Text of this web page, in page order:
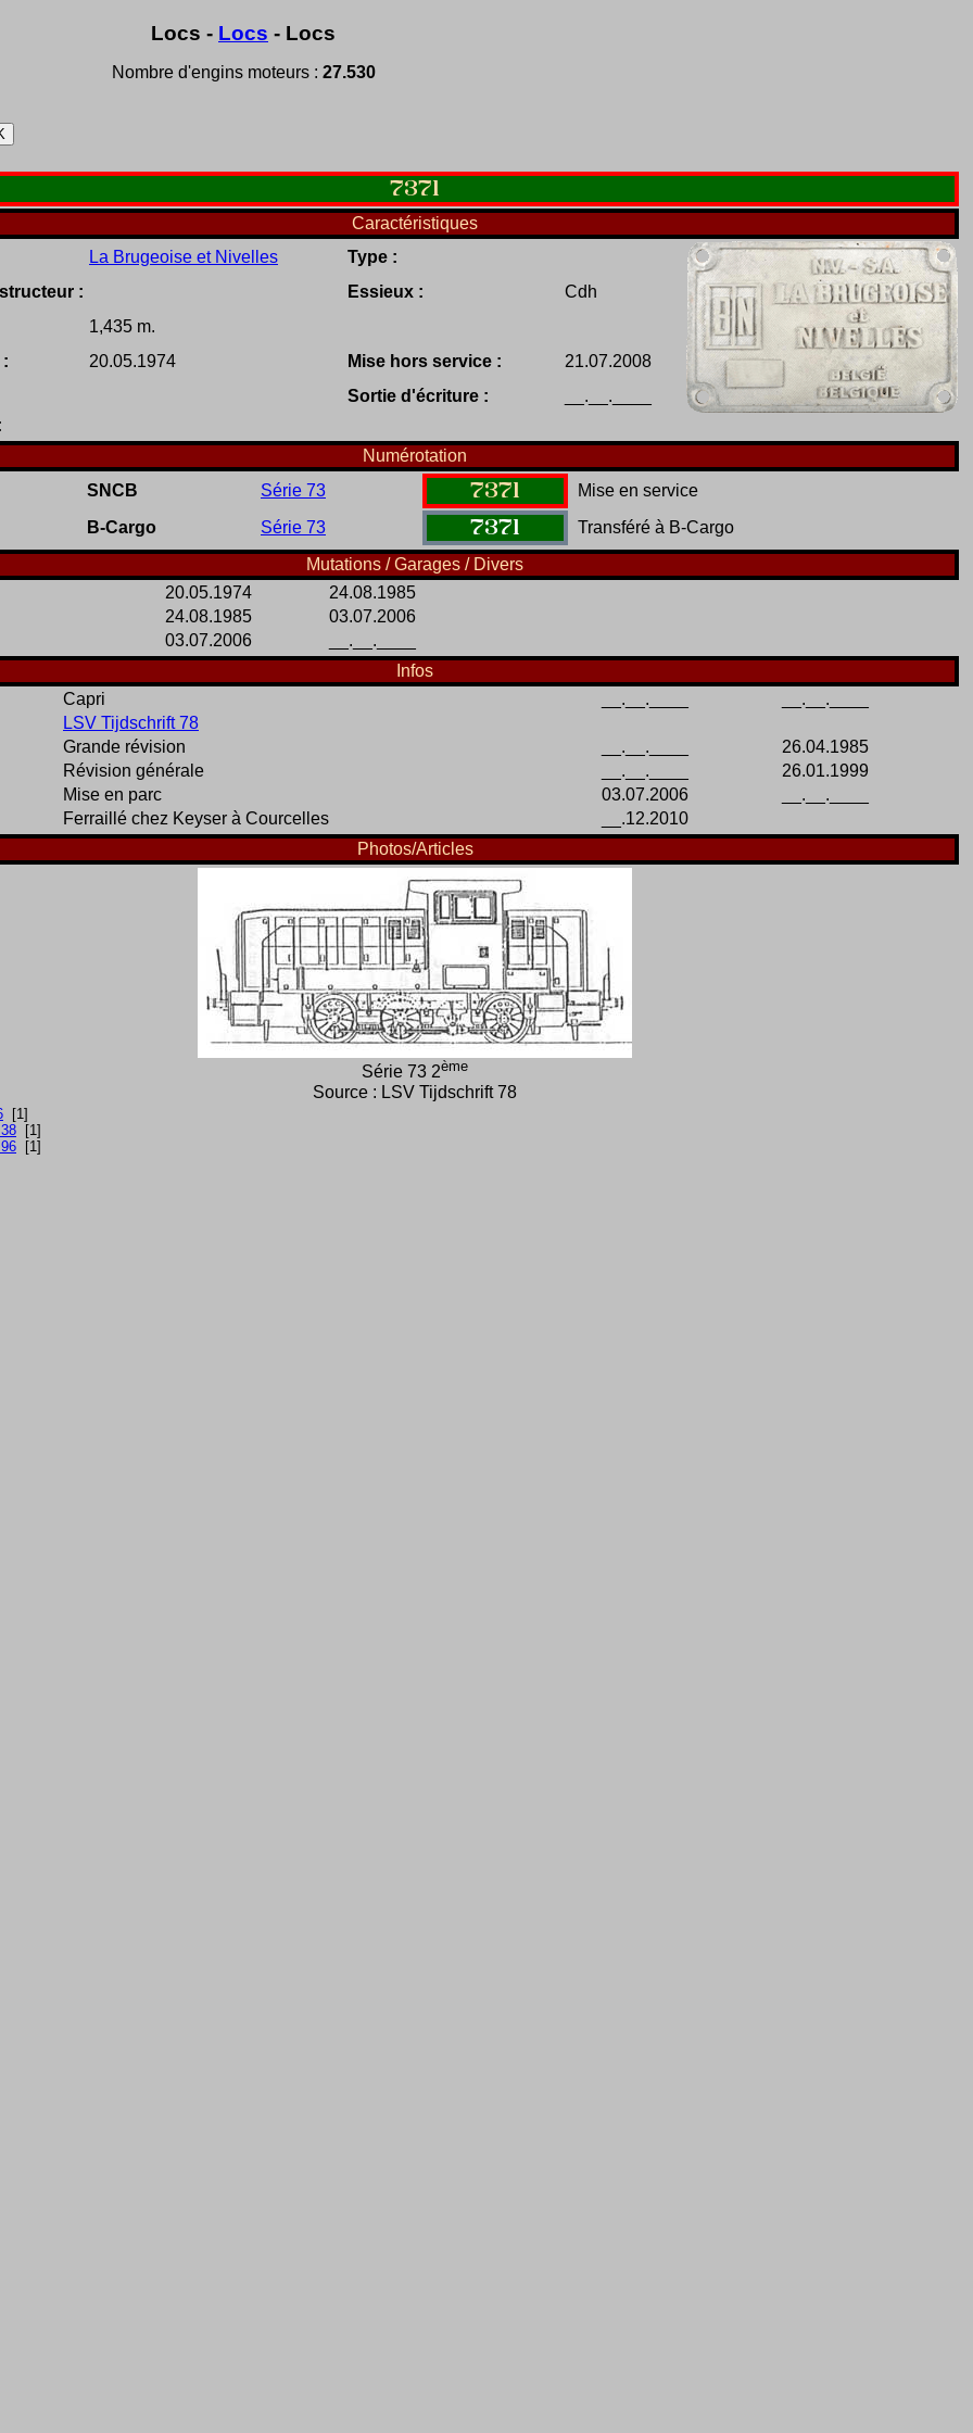
Locs - Locs - Locs
Nombre d'engins moteurs : 27.530
7371
Caractéristiques
La Brugeoise et Nivelles
Type :
:
Essieux :
Cdh
1,435 m.
20.05.1974 Mise hors service :
21.07.2008
Sortie d'écriture :
__.__.____
Numérotation
SNCB Série 73 7371
Mise en service
B-Cargo Série 73 7371
Transféré à B-Cargo
Mutations / Garages / Divers
20.05.1974
24.08.1985
24.08.1985
03.07.2006
03.07.2006
__.__.____
Infos
Capri __.__.____
__.__.____
LSV Tijdschrift 78
Grande révision __.__.____
26.04.1985
Révision générale __.__.____
26.01.1999
Mise en parc 03.07.2006
__.__.____
Ferraillé chez Keyser à Courcelles
__.12.2010
Photos/Articles
Série 73 2ème
Source : LSV Tijdschrift 78
[1]
[1]
[1]